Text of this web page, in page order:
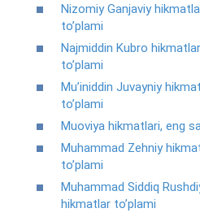
Nizomiy Ganjaviy
to’plami
Najmiddin Kubro
to’plami
Mu’iniddin Juvayniy
to’plami
Muoviya hikmatlari, eng
Muhammad Zehniy
to’plami
Muhammad Siddiq
hikmatlar to’plami